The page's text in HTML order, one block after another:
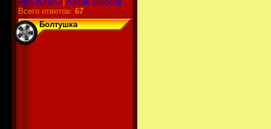
Результаты| Архив опросов
Всего ответов: 67
Болтушка